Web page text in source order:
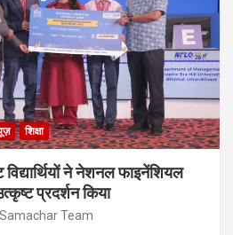
शिक्षा
ने नेशनल फाइनेंशियल
प्रदर्शन किया
Team